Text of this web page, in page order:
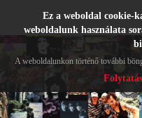
Ez a weboldal cookie-
weboldalunk használata
A weboldalunkon történő további
Folytatás